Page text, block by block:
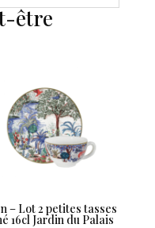
être
– Lot 2 petites tasses
16cl Jardin du Palais